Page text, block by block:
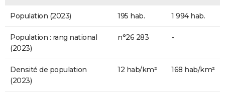
Population (2023) 195 hab. 1 994 hab.
Population : rang national
(2023)
n°26 283 -
Densité de population
(2023)
12 hab/km² 168 hab/km²